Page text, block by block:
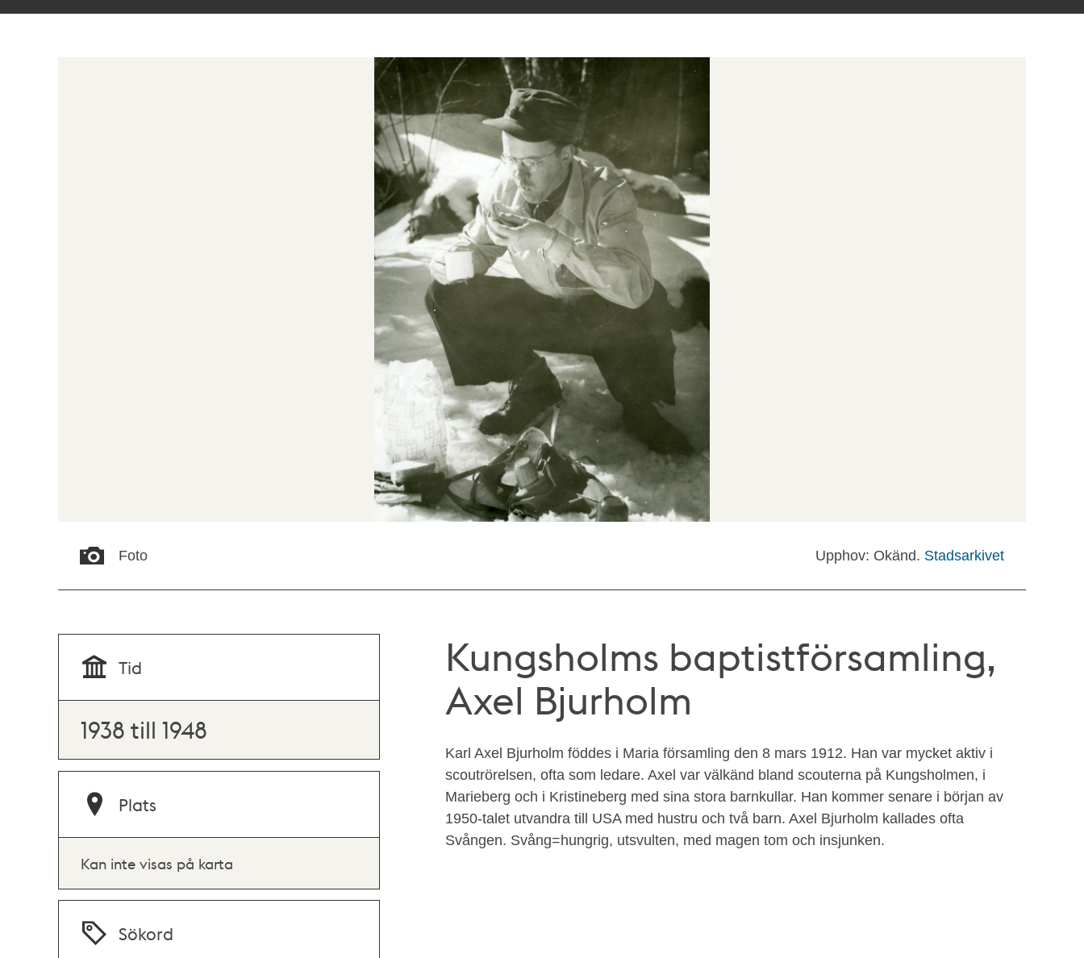
Foto Upphov: Okänd. Stadsarkivet
Kungsholms baptistförsamling,
Axel Bjurholm
Karl Axel Bjurholm föddes i Maria församling den 8 mars 1912. Han var mycket aktiv i
scoutrörelsen, ofta som ledare. Axel var välkänd bland scouterna på Kungsholmen, i
Marieberg och i Kristineberg med sina stora barnkullar. Han kommer senare i början av
1950-talet utvandra till USA med hustru och två barn. Axel Bjurholm kallades ofta
Svången. Svång=hungrig, utsvulten, med magen tom och insjunken.
Tid
1938 till 1948
Plats
Kan inte visas på karta
Sökord